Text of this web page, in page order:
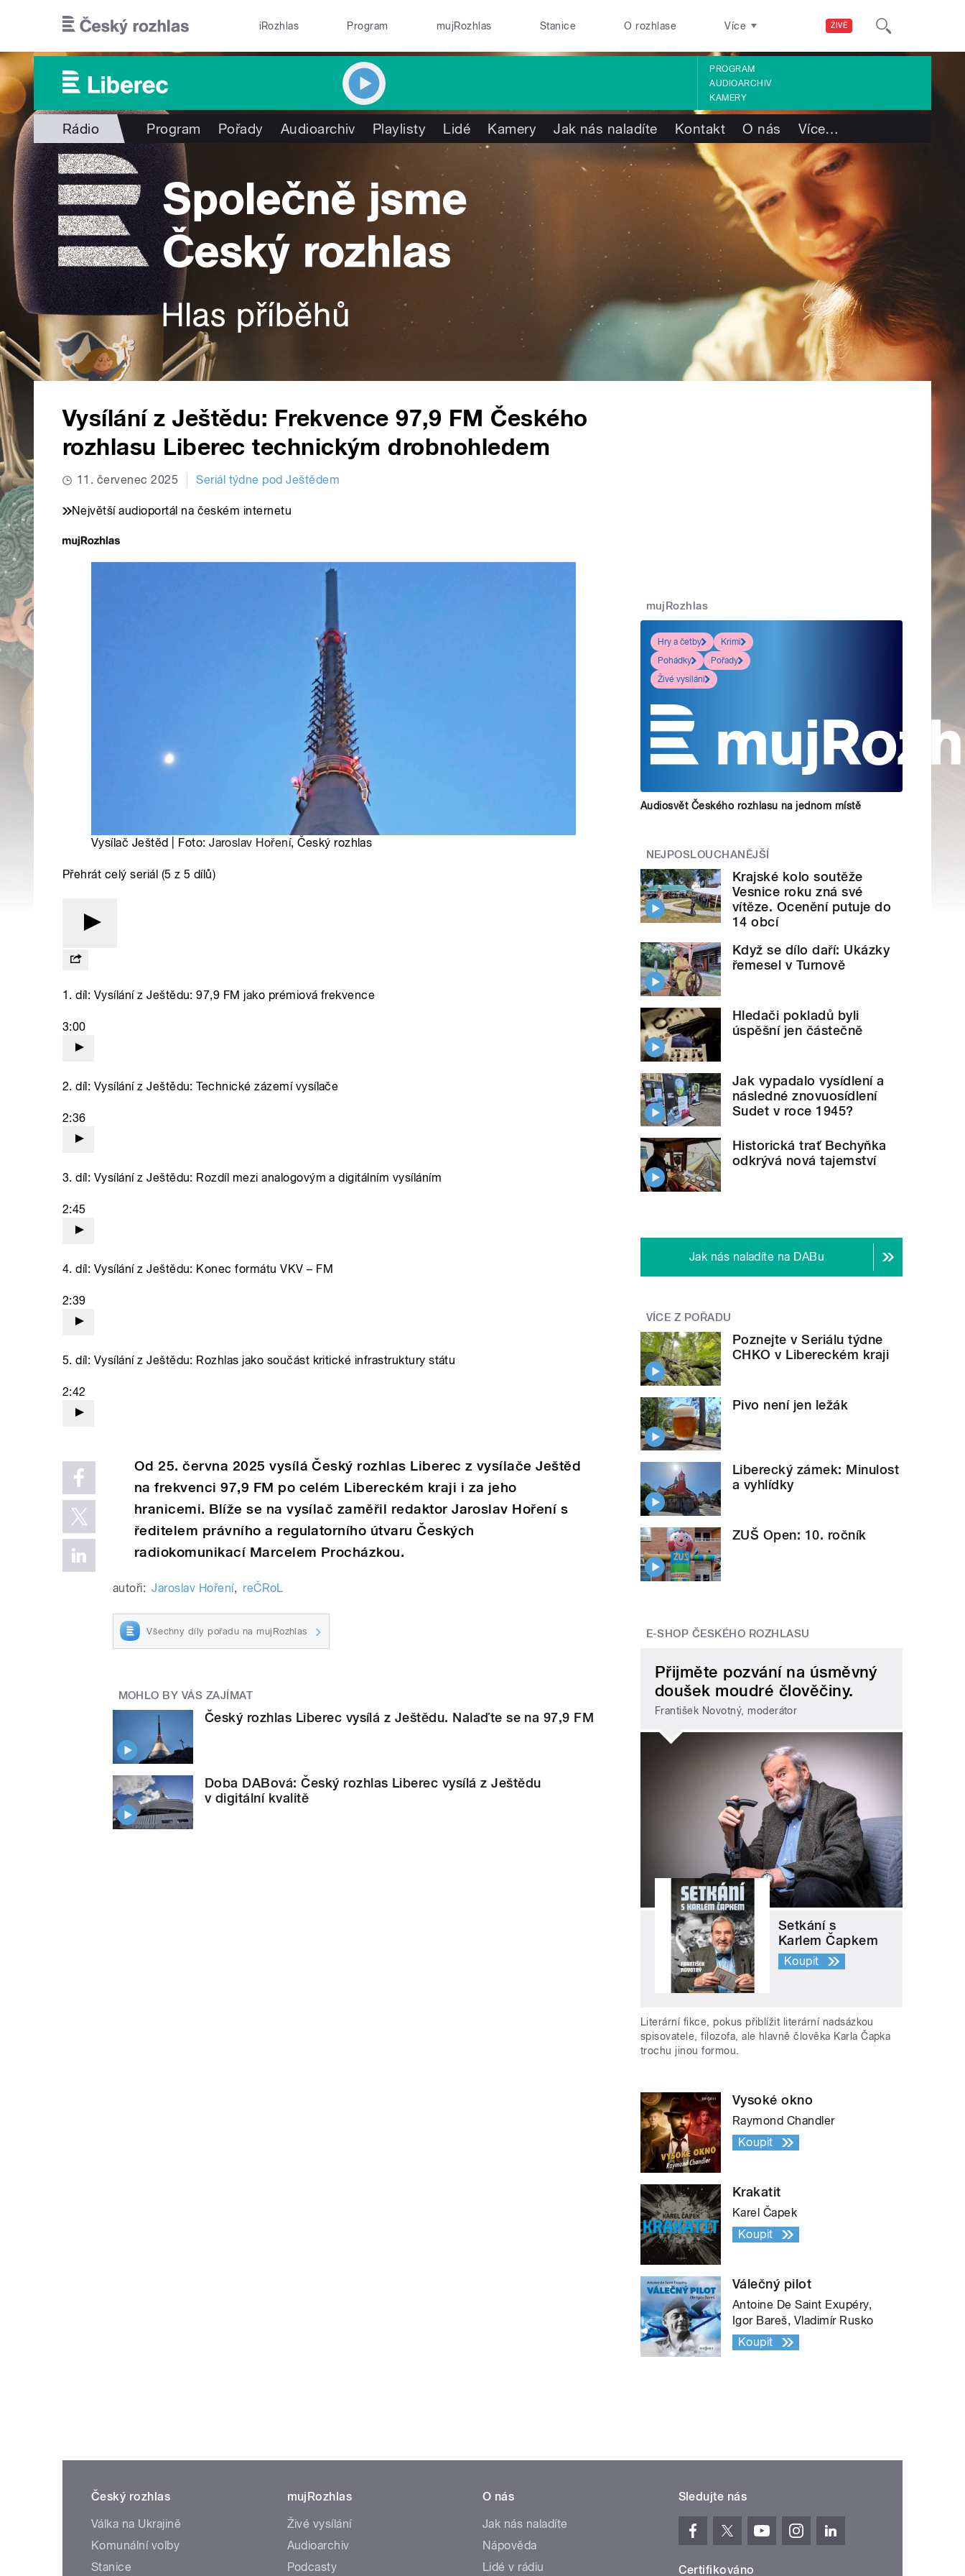
ŽIVĚ
iRozhlas Program mujRozhlas Stanice O rozhlase Více
PROGRAM
AUDIOARCHIV
KAMERY
Rádio Program Pořady Audioarchiv Playlisty Lidé Kamery Jak nás naladíte Kontakt O nás Více…
Vysílání z Ještědu: Frekvence 97,9 FM Českého
rozhlasu Liberec technickým drobnohledem
11. červenec 2025 Seriál týdne pod Ještědem
Největší audioportál na českém internetu
Vysílač Ještěd | Foto:Jaroslav Hoření, Český rozhlas
Přehrát celý seriál (5 z 5 dílů)
1. díl: Vysílání z Ještědu: 97,9 FM jako prémiová frekvence
3:00
2. díl: Vysílání z Ještědu: Technické zázemí vysílače
2:36
3. díl: Vysílání z Ještědu: Rozdíl mezi analogovým a digitálním vysíláním
2:45
4. díl: Vysílání z Ještědu: Konec formátu VKV – FM
2:39
5. díl: Vysílání z Ještědu: Rozhlas jako součást kritické infrastruktury státu
2:42
Od 25. června 2025 vysílá Český rozhlas Liberec z vysílače Ještěd
na frekvenci 97,9 FM po celém Libereckém kraji i za jeho
hranicemi. Blíže se na vysílač zaměřil redaktor Jaroslav Hoření s
ředitelem právního a regulatorního útvaru Českých
radiokomunikací Marcelem Procházkou.
autoři: Jaroslav Hoření, reČRoL
Všechny díly pořadu na mujRozhlas
MOHLO BY VÁS ZAJÍMAT
Český rozhlas Liberec vysílá z Ještědu. Nalaďte se na 97,9 FM
Doba DABová: Český rozhlas Liberec vysílá z Ještědu
v digitální kvalitě
mujRozhlas
Hry a četby
Krimi
Pohádky
Pořady
Živé vysílání
Audiosvět Českého rozhlasu na jednom místě
NEJPOSLOUCHANĚJŠÍ
Krajské kolo soutěže
Vesnice roku zná své
vítěze. Ocenění putuje do
14 obcí
Když se dílo daří: Ukázky
řemesel v Turnově
Hledači pokladů byli
úspěšní jen částečně
Jak vypadalo vysídlení a
následné znovuosídlení
Sudet v roce 1945?
Historická trať Bechyňka
odkrývá nová tajemství
Jak nás naladíte na DABu
VÍCE Z POŘADU
Poznejte v Seriálu týdne
CHKO v Libereckém kraji
Pivo není jen ležák
Liberecký zámek: Minulost
a vyhlídky
ZUŠ Open: 10. ročník
E-SHOP ČESKÉHO ROZHLASU
Přijměte pozvání na úsměvný
doušek moudré člověčiny.
František Novotný, moderátor
Setkání s
Karlem Čapkem
Koupit
Literární fikce, pokus přiblížit literární nadsázkou
spisovatele, filozofa, ale hlavně člověka Karla Čapka
trochu jinou formou.
Vysoké okno
Raymond Chandler
Koupit
Krakatit
Karel Čapek
Koupit
Válečný pilot
Antoine De Saint Exupéry,
Igor Bareš, Vladimír Rusko
Koupit
Český rozhlas
Válka na Ukrajině
Komunální volby
Stanice
mujRozhlas
Živé vysílání
Audioarchiv
Podcasty
O nás
Jak nás naladíte
Nápověda
Lidé v rádiu
Sledujte nás
Certifikováno